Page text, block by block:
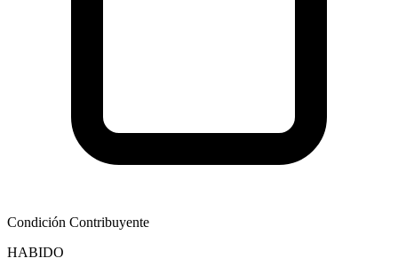
Condición Contribuyente
HABIDO